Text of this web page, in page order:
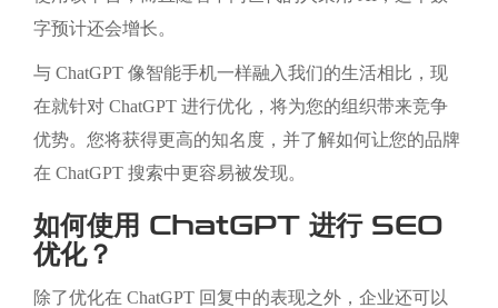
字预计还会增长。
与 ChatGPT 像智能手机一样融入我们的生活相比，现
在就针对 ChatGPT 进行优化，将为您的组织带来竞争
优势。您将获得更高的知名度，并了解如何让您的品牌
在 ChatGPT 搜索中更容易被发现。
如何使用 ChatGPT 进行 SEO
优化？
除了优化在 ChatGPT 回复中的表现之外，企业还可以